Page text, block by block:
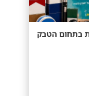
בתחום הטבק